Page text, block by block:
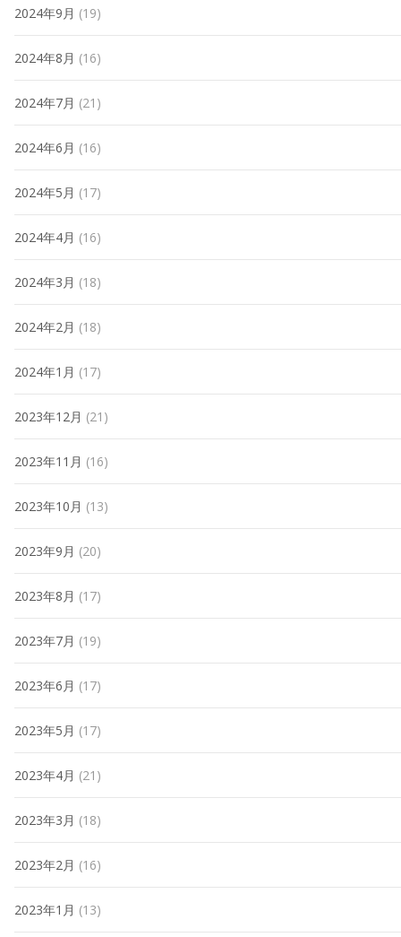
2024年9月 (19)
2024年8月 (16)
2024年7月 (21)
2024年6月 (16)
2024年5月 (17)
2024年4月 (16)
2024年3月 (18)
2024年2月 (18)
2024年1月 (17)
2023年12月 (21)
2023年11月 (16)
2023年10月 (13)
2023年9月 (20)
2023年8月 (17)
2023年7月 (19)
2023年6月 (17)
2023年5月 (17)
2023年4月 (21)
2023年3月 (18)
2023年2月 (16)
2023年1月 (13)